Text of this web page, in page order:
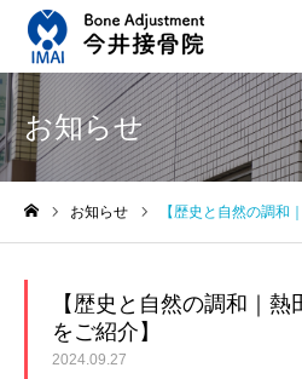
お知らせ
お知らせ 【歴史と自然の調和
【歴史と自然の調和｜熱
をご紹介】
2024.09.27